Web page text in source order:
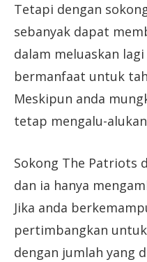
Tetapi dengan
sebanyak dapat
dalam meluaskan
bermanfaat untuk
Meskipun anda
tetap mengalu-
Sokong The Patriots
dan ia hanya
Jika anda
pertimbangkan
dengan jumlah yang